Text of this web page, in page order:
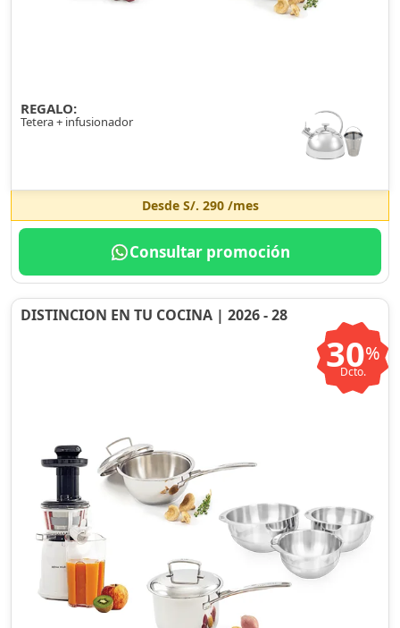
REGALO:
Tetera + infusionador
Desde S/. 290/mes
Consultar promoción
DISTINCION EN TU COCINA | 2026 - 28
30%
Dcto.